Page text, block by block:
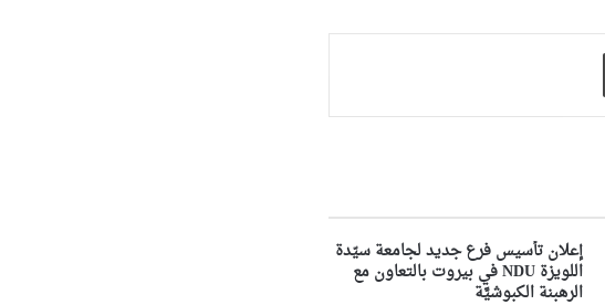
طباعة
إعلان تأسيس فرع جديد لجامعة سيّدة
اللويزة NDU في بيروت بالتعاون مع
الرهبنة الكبوشيَّة